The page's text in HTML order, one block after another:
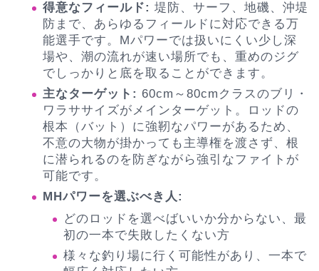
得意なフィールド: 堤防、サーフ、地磯、沖堤
防まで、あらゆるフィールドに対応できる万
能選手です。Mパワーでは扱いにくい少し深
場や、潮の流れが速い場所でも、重めのジグ
でしっかりと底を取ることができます。
主なターゲット: 60cm～80cmクラスのブリ・
ワラササイズがメインターゲット。ロッドの
根本（バット）に強靭なパワーがあるため、
不意の大物が掛かっても主導権を渡さず、根
に潜られるのを防ぎながら強引なファイトが
可能です。
MHパワーを選ぶべき人:
どのロッドを選べばいいか分からない、最
初の一本で失敗したくない方
様々な釣り場に行く可能性があり、一本で